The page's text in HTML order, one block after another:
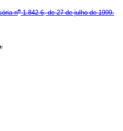
no1.842-6, de 27 de julho de 1999.